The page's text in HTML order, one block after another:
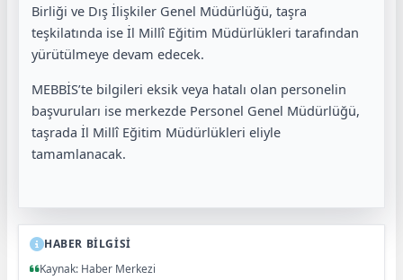
Birliği ve Dış İlişkiler Genel Müdürlüğü, taşra
teşkilatında ise İl Millî Eğitim Müdürlükleri tarafından
yürütülmeye devam edecek.
MEBBİS’te bilgileri eksik veya hatalı olan personelin
başvuruları ise merkezde Personel Genel Müdürlüğü,
taşrada İl Millî Eğitim Müdürlükleri eliyle
tamamlanacak.
HABER BİLGİSİ
Kaynak: Haber Merkezi